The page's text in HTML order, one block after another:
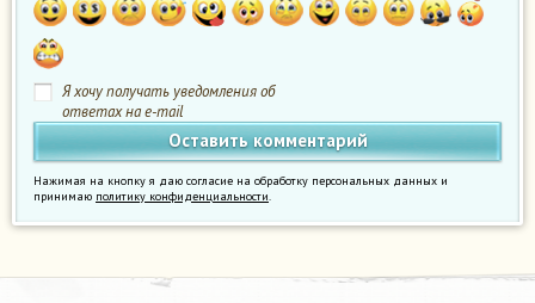
Я хочу получать уведомления об
ответах на e-mail
Нажимая на кнопку я даю согласие на обработку персональных данных и
принимаю политику конфиденциальности.